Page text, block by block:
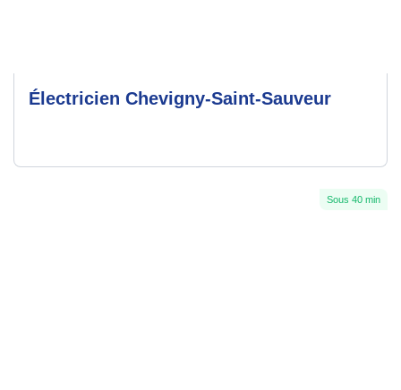
Électricien Chevigny-Saint-Sauveur
Sous 40 min